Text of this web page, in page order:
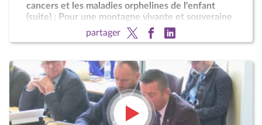
cancers et les maladies orphelines de l'enfant
(suite) ; Pour une montagne vivante et souveraine
partager